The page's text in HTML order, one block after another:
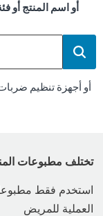
تختلف مطبوعات
العملية للمريض